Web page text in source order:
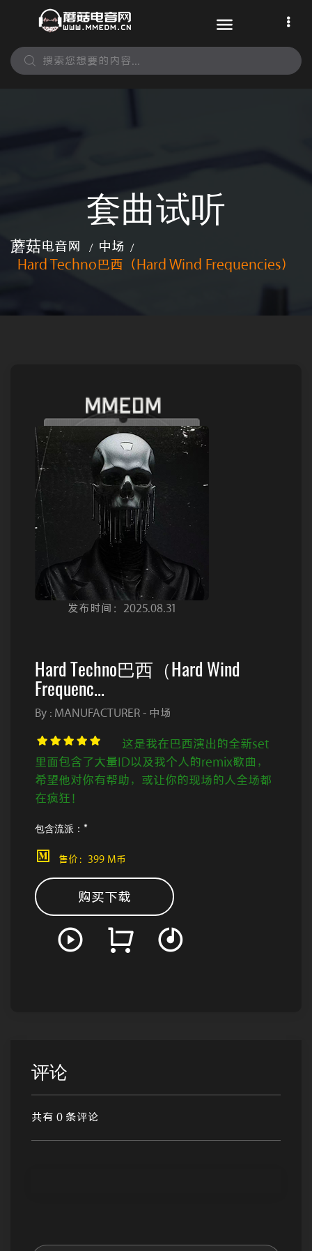
套曲试听
蘑菇电音网 / 中场 /
Hard Techno巴西（Hard Wind Frequencies）
发布时间：2025.08.31
Hard Techno巴西（Hard Wind
Frequenc...
By : MANUFACTURER - 中场
这是我在巴西演出的全新set
里面包含了大量ID以及我个人的remix歌曲，
希望他对你有帮助，或让你的现场的人全场都
在疯狂！
包含流派：*
售价：399 M币
购买下载
评论
共有 0 条评论